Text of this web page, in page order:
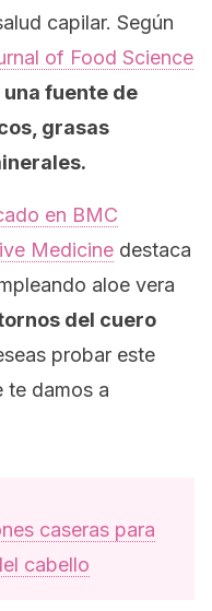
capilar. Según
of Food Science
una fuente de
grasas
en BMC
Medicine destaca
aloe vera
del cuero
probar este
te damos a
caseras para
cabello